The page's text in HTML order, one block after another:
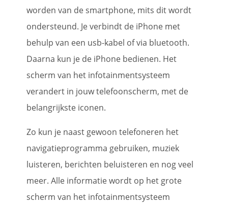
worden van de smartphone, mits dit wordt
ondersteund. Je verbindt de iPhone met
behulp van een usb-kabel of via bluetooth.
Daarna kun je de iPhone bedienen. Het
scherm van het infotainmentsysteem
verandert in jouw telefoonscherm, met de
belangrijkste iconen.
Zo kun je naast gewoon telefoneren het
navigatieprogramma gebruiken, muziek
luisteren, berichten beluisteren en nog veel
meer. Alle informatie wordt op het grote
scherm van het infotainmentsysteem